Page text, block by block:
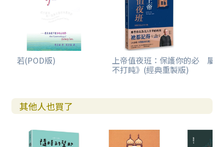
若(POD版) 上帝值夜班：保護你的必
不打盹》(經典重製版)
屬
其他人也買了